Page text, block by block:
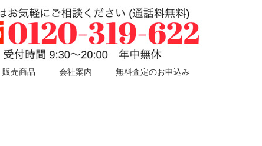
販売商品 会社案内 無料査定のお申込み